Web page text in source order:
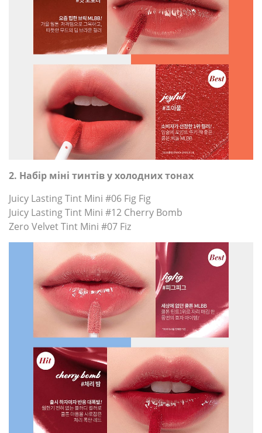
2. Набір міні тинтів у холодних тонах
Juicy Lasting Tint Mini #06 Fig Fig
Juicy Lasting Tint Mini #12 Cherry Bomb
Zero Velvet Tint Mini #07 Fiz